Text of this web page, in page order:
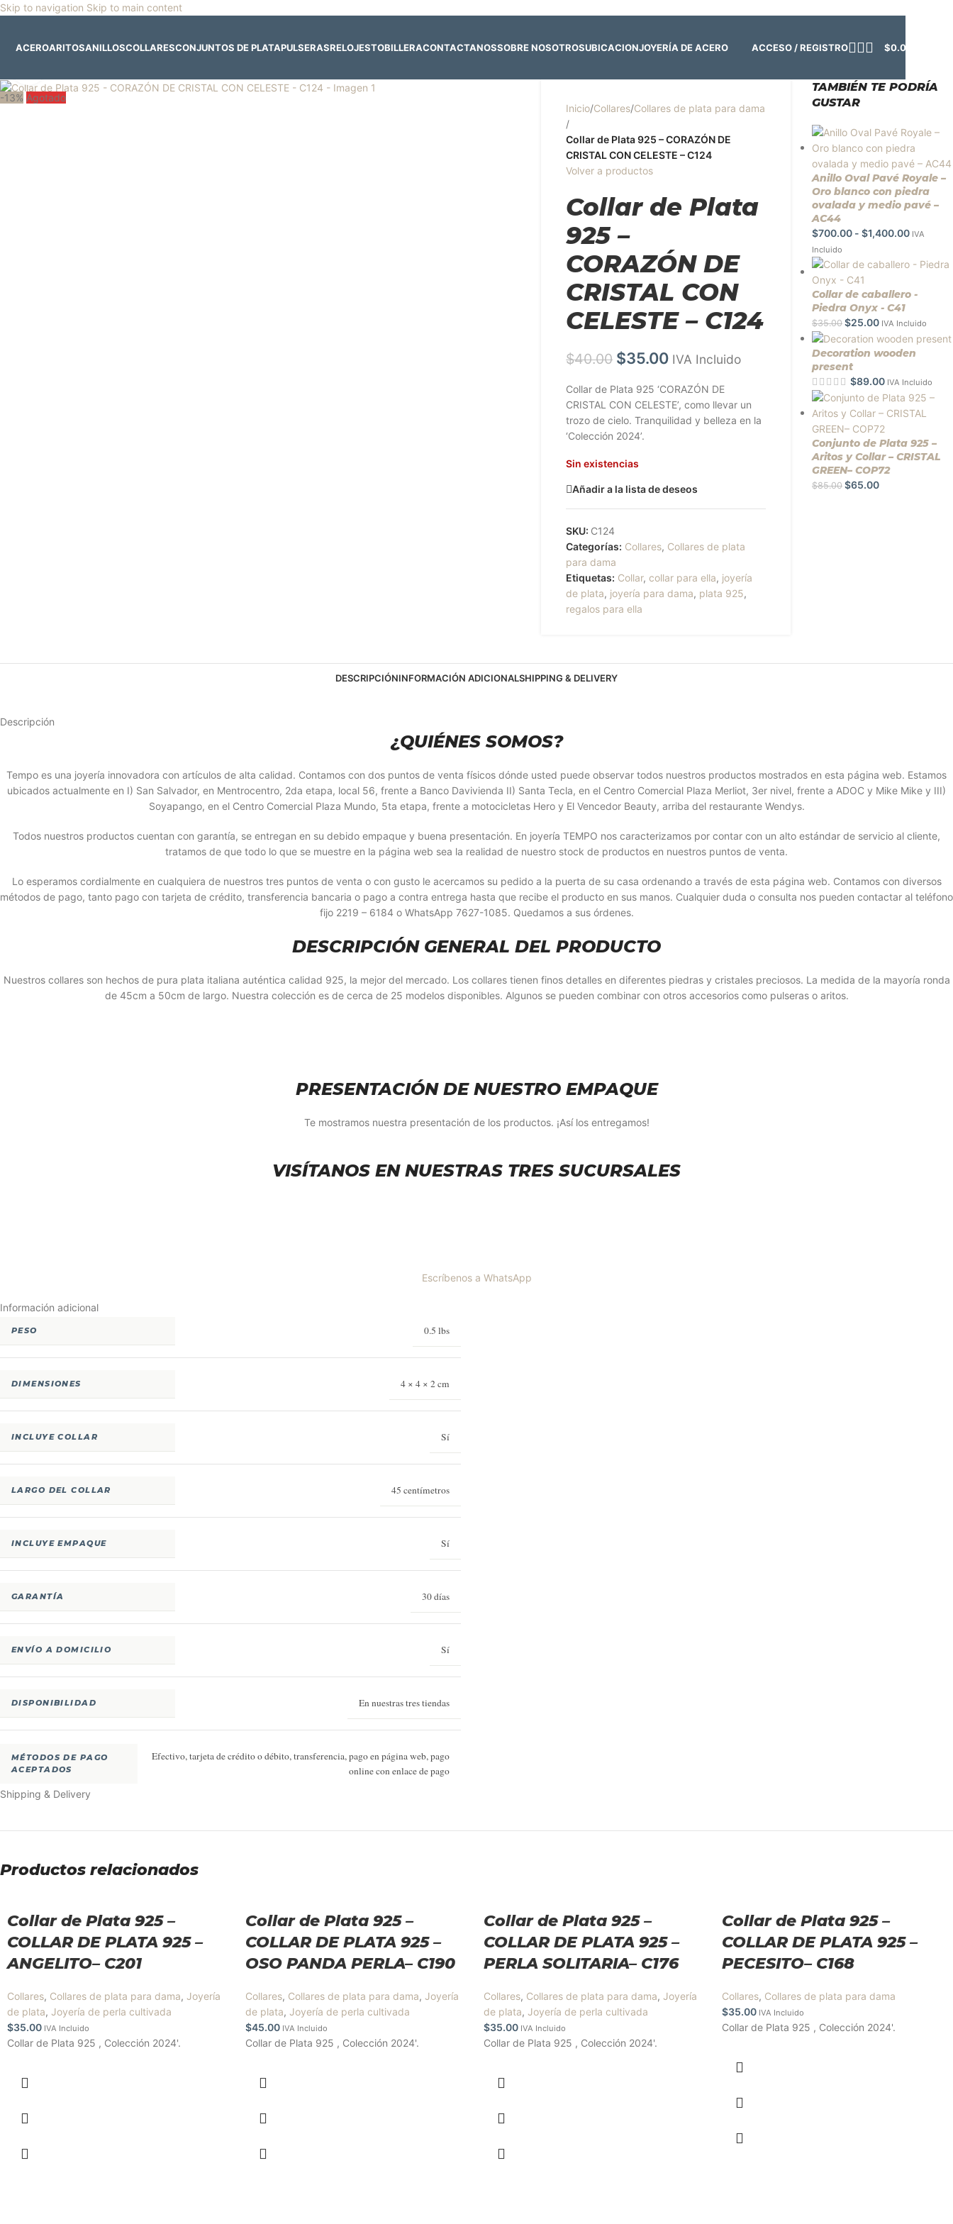
Skip to navigation Skip to main content
ACEROARITOSANILLOSCOLLARESCONJUNTOS DE PLATAPULSERASRELOJESTOBILLERACONTACTANOSSOBRE NOSOTROSUBICACIONJOYERÍA DE ACERO ACCESO / REGISTRO $0.00
-13% Agotado
Inicio/Collares/Collares de plata para dama
/
Collar de Plata 925 – CORAZÓN DE
CRISTAL CON CELESTE – C124
Volver a productos
Collar de Plata
925 –
CORAZÓN DE
CRISTAL CON
CELESTE – C124
$40.00 $35.00 IVA Incluido
Collar de Plata 925 ‘CORAZÓN DE
CRISTAL CON CELESTE’, como llevar un
trozo de cielo. Tranquilidad y belleza en la
‘Colección 2024’.
Sin existencias
Añadir a la lista de deseos
SKU: C124
Categorías: Collares, Collares de plata
para dama
Etiquetas: Collar, collar para ella, joyería
de plata, joyería para dama, plata 925,
regalos para ella
TAMBIÉN TE PODRÍA
GUSTAR
Anillo Oval Pavé Royale –
Oro blanco con piedra
ovalada y medio pavé –
AC44
$700.00 - $1,400.00 IVA
Incluido
Collar de caballero -
Piedra Onyx - C41
$35.00 $25.00 IVA Incluido
Decoration wooden
present
$89.00 IVA Incluido
Conjunto de Plata 925 –
Aritos y Collar – CRISTAL
GREEN– COP72
$85.00 $65.00
DESCRIPCIÓNINFORMACIÓN ADICIONALSHIPPING & DELIVERY
Descripción
¿QUIÉNES SOMOS?
Tempo es una joyería innovadora con artículos de alta calidad. Contamos con dos puntos de venta físicos dónde usted puede observar todos nuestros productos mostrados en esta página web. Estamos
ubicados actualmente en I) San Salvador, en Mentrocentro, 2da etapa, local 56, frente a Banco Davivienda II) Santa Tecla, en el Centro Comercial Plaza Merliot, 3er nivel, frente a ADOC y Mike Mike y III)
Soyapango, en el Centro Comercial Plaza Mundo, 5ta etapa, frente a motocicletas Hero y El Vencedor Beauty, arriba del restaurante Wendys.
Todos nuestros productos cuentan con garantía, se entregan en su debido empaque y buena presentación. En joyería TEMPO nos caracterizamos por contar con un alto estándar de servicio al cliente,
tratamos de que todo lo que se muestre en la página web sea la realidad de nuestro stock de productos en nuestros puntos de venta.
Lo esperamos cordialmente en cualquiera de nuestros tres puntos de venta o con gusto le acercamos su pedido a la puerta de su casa ordenando a través de esta página web. Contamos con diversos
métodos de pago, tanto pago con tarjeta de crédito, transferencia bancaria o pago a contra entrega hasta que recibe el producto en sus manos. Cualquier duda o consulta nos pueden contactar al teléfono
fijo 2219 – 6184 o WhatsApp 7627-1085. Quedamos a sus órdenes.
DESCRIPCIÓN GENERAL DEL PRODUCTO
Nuestros collares son hechos de pura plata italiana auténtica calidad 925, la mejor del mercado. Los collares tienen finos detalles en diferentes piedras y cristales preciosos. La medida de la mayoría ronda
de 45cm a 50cm de largo. Nuestra colección es de cerca de 25 modelos disponibles. Algunos se pueden combinar con otros accesorios como pulseras o aritos.
PRESENTACIÓN DE NUESTRO EMPAQUE
Te mostramos nuestra presentación de los productos. ¡Así los entregamos!
VISÍTANOS EN NUESTRAS TRES SUCURSALES
Escríbenos a WhatsApp
Información adicional
PESO 0.5 lbs
DIMENSIONES 4 × 4 × 2 cm
INCLUYE COLLAR Sí
LARGO DEL COLLAR 45 centímetros
INCLUYE EMPAQUE Sí
GARANTÍA 30 días
ENVÍO A DOMICILIO Sí
DISPONIBILIDAD En nuestras tres tiendas
MÉTODOS DE PAGO
ACEPTADOS
Efectivo, tarjeta de crédito o débito, transferencia, pago en página web, pago
online con enlace de pago
Shipping & Delivery
Productos relacionados
Collar de Plata 925 –
COLLAR DE PLATA 925 –
ANGELITO– C201
Collares, Collares de plata para dama, Joyería
de plata, Joyería de perla cultivada
$35.00 IVA Incluido
Collar de Plata 925 , Colección 2024'.
Collar de Plata 925 –
COLLAR DE PLATA 925 –
OSO PANDA PERLA– C190
Collares, Collares de plata para dama, Joyería
de plata, Joyería de perla cultivada
$45.00 IVA Incluido
Collar de Plata 925 , Colección 2024'.
Collar de Plata 925 –
COLLAR DE PLATA 925 –
PERLA SOLITARIA– C176
Collares, Collares de plata para dama, Joyería
de plata, Joyería de perla cultivada
$35.00 IVA Incluido
Collar de Plata 925 , Colección 2024'.
Collar de Plata 925 –
COLLAR DE PLATA 925 –
PECESITO– C168
Collares, Collares de plata para dama
$35.00 IVA Incluido
Collar de Plata 925 , Colección 2024'.